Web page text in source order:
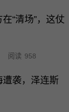
“清场”，这仗
阅读 958
遭袭，泽连斯